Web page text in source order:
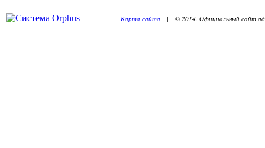
Карта сайта | © 2014. Официальный сайт